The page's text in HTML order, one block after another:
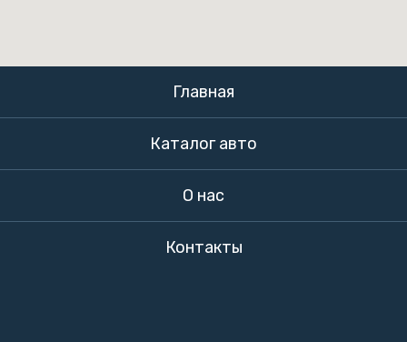
Главная
Каталог авто
О нас
Контакты